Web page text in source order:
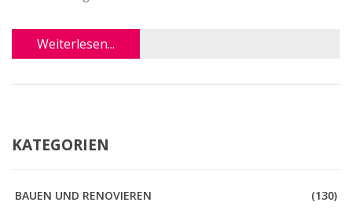
Weiterlesen...
KATEGORIEN
BAUEN UND RENOVIEREN
(130)